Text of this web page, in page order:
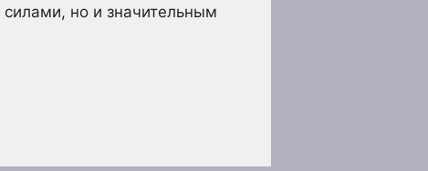
но и значительным